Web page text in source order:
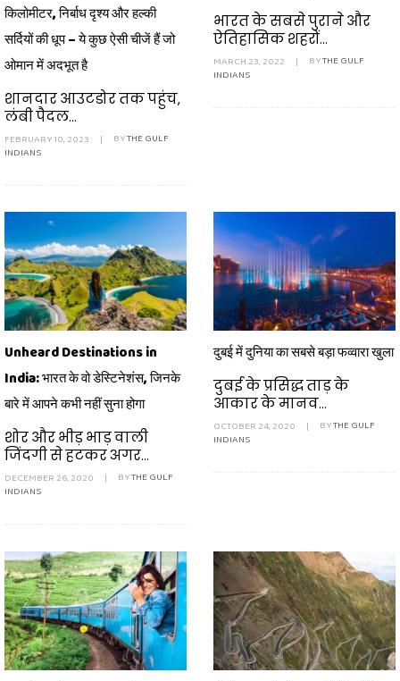
किलोमीटर, निर्बाध दृश्य और हल्की
सर्दियों की धूप – ये कुछ ऐसी चीजें हैं जो
ओमान में अदभूत है
शानदार आउटडोर तक पहुंच,
लंबी पैदल...
FEBRUARY 10, 2023 | BYTHE GULF
INDIANS
भारत के सबसे पुराने और
ऐतिहासिक शहरों...
MARCH 23, 2022 | BYTHE GULF
INDIANS
Unheard Destinations in
India: भारत के वो डेस्टिनेशंस, जिनके
बारे में आपने कभी नहीं सुना होगा
शोर और भीड़ भाड़ वाली
जिंदगी से हटकर अगर...
DECEMBER 26, 2020 | BYTHE GULF
INDIANS
दुबई में दुनिया का सबसे बड़ा फव्वारा खुला
दुबई के प्रसिद्ध ताड़ के
आकार के मानव...
OCTOBER 24, 2020 | BYTHE GULF
INDIANS